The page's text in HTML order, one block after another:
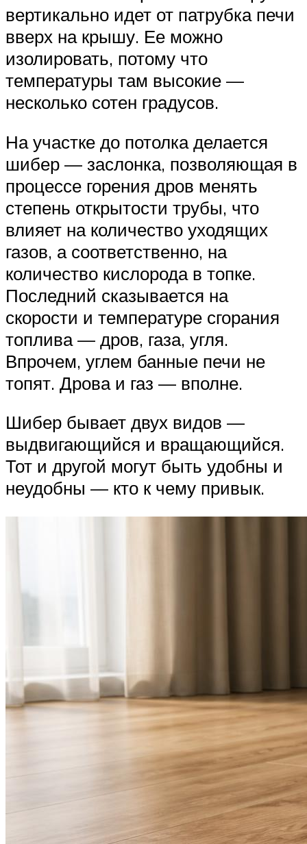
вертикально идет от патрубка печи
вверх на крышу. Ее можно
изолировать, потому что
температуры там высокие —
несколько сотен градусов.
На участке до потолка делается
шибер — заслонка, позволяющая в
процессе горения дров менять
степень открытости трубы, что
влияет на количество уходящих
газов, а соответственно, на
количество кислорода в топке.
Последний сказывается на
скорости и температуре сгорания
топлива — дров, газа, угля.
Впрочем, углем банные печи не
топят. Дрова и газ — вполне.
Шибер бывает двух видов —
выдвигающийся и вращающийся.
Тот и другой могут быть удобны и
неудобны — кто к чему привык.